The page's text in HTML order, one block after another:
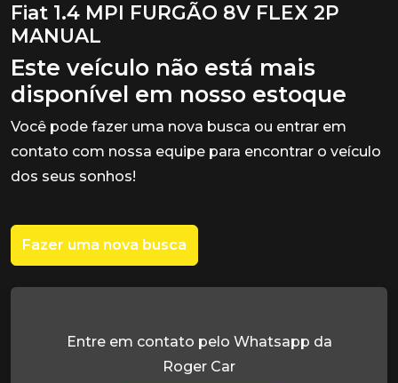
Fiat 1.4 MPI FURGÃO 8V FLEX 2P
MANUAL
Este veículo não está mais
disponível em nosso estoque
Você pode fazer uma nova busca ou entrar em
contato com nossa equipe para encontrar o veículo
dos seus sonhos!
Fazer uma nova busca
Entre em contato pelo Whatsapp da
Roger Car